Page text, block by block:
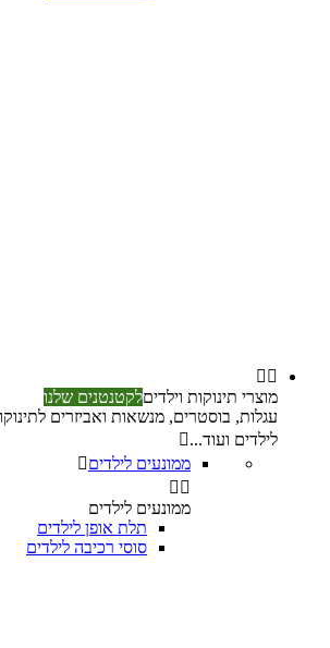
 
מוצרי תינוקות וילדיםלקטנטנים שלנו
עגלות, בוסטרים, מנשאות ואביזרים
לילדים ועוד...
ממונעים לילדים
 
ממונעים לילדים
תלת אופן לילדים
סוסי רכיבה לילדים